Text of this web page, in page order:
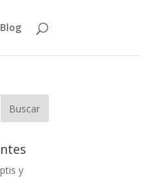
Blog
y